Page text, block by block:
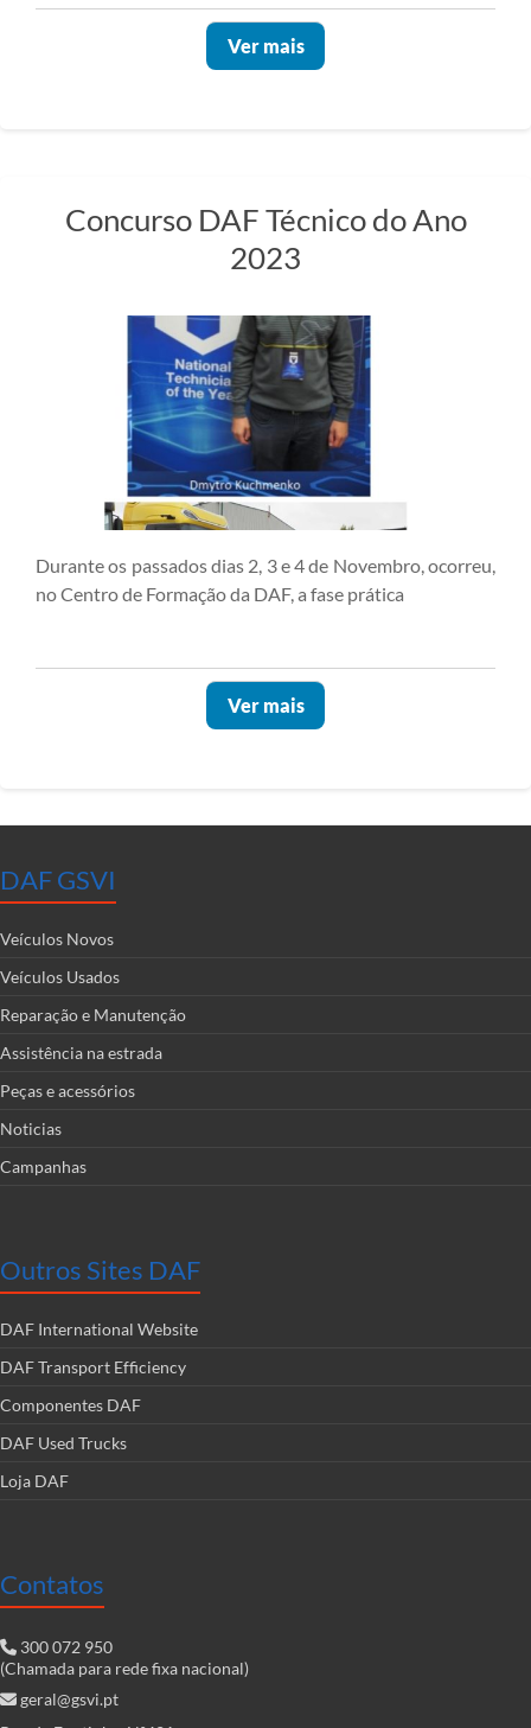
Ver mais
Concurso DAF Técnico do Ano
2023
Durante os passados dias 2, 3 e 4 de Novembro, ocorreu,
no Centro de Formação da DAF, a fase prática
Ver mais
DAF GSVI
Veículos Novos
Veículos Usados
Reparação e Manutenção
Assistência na estrada
Peças e acessórios
Noticias
Campanhas
Outros Sites DAF
DAF International Website
DAF Transport Efficiency
Componentes DAF
DAF Used Trucks
Loja DAF
Contatos
300 072 950
(Chamada para rede fixa nacional)
geral@gsvi.pt